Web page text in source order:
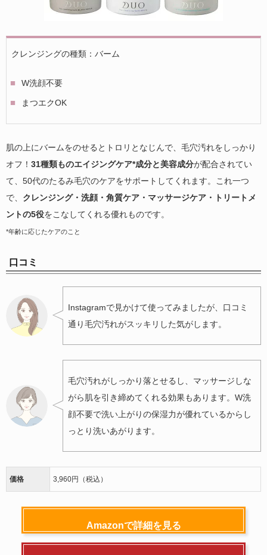
クレンジングの種類：バーム
W洗顔不要
まつエクOK
肌の上にバームをのせるとトロリとなじんで、毛穴汚れをしっかり
オフ！ 31種類ものエイジングケア*成分と美容成分が配合されてい
て、50代のたるみ毛穴のケアをサポートしてくれます。これ一つ
で、 クレンジング・洗顔・角質ケア・マッサージケア・トリートメ
ントの5役をこなしてくれる優れものです。
*年齢に応じたケアのこと
口コミ
Instagramで見かけて使ってみましたが、口コミ
通り毛穴汚れがスッキリした気がします。
毛穴汚れがしっかり落とせるし、マッサージしな
がら肌を引き締めてくれる効果もあります。W洗
顔不要で洗い上がりの保湿力が優れているからし
っとり洗いあがります。
価格 3,960円（税込）
Amazonで詳細を見る